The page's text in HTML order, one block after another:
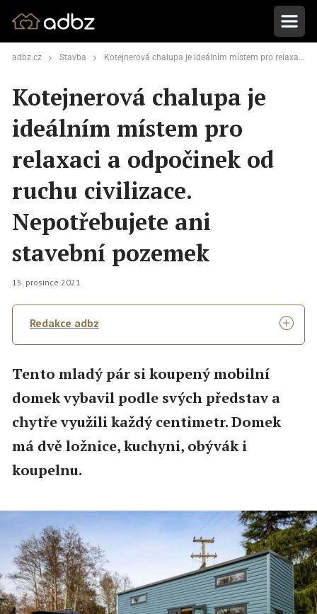
adbz.cz Stavba Kotejnerová chalupa je ideálním místem pro relaxaci a odpočinek od ruchu civilizace. Nepotřebujete ani stavební pozemek
Kotejnerová chalupa je
ideálním místem pro
relaxaci a odpočinek od
ruchu civilizace.
Nepotřebujete ani
stavební pozemek
15. prosince 2021
Redakce adbz
Tento mladý pár si koupený mobilní
domek vybavil podle svých představ a
chytře využili každý centimetr. Domek
má dvě ložnice, kuchyni, obývák i
koupelnu.